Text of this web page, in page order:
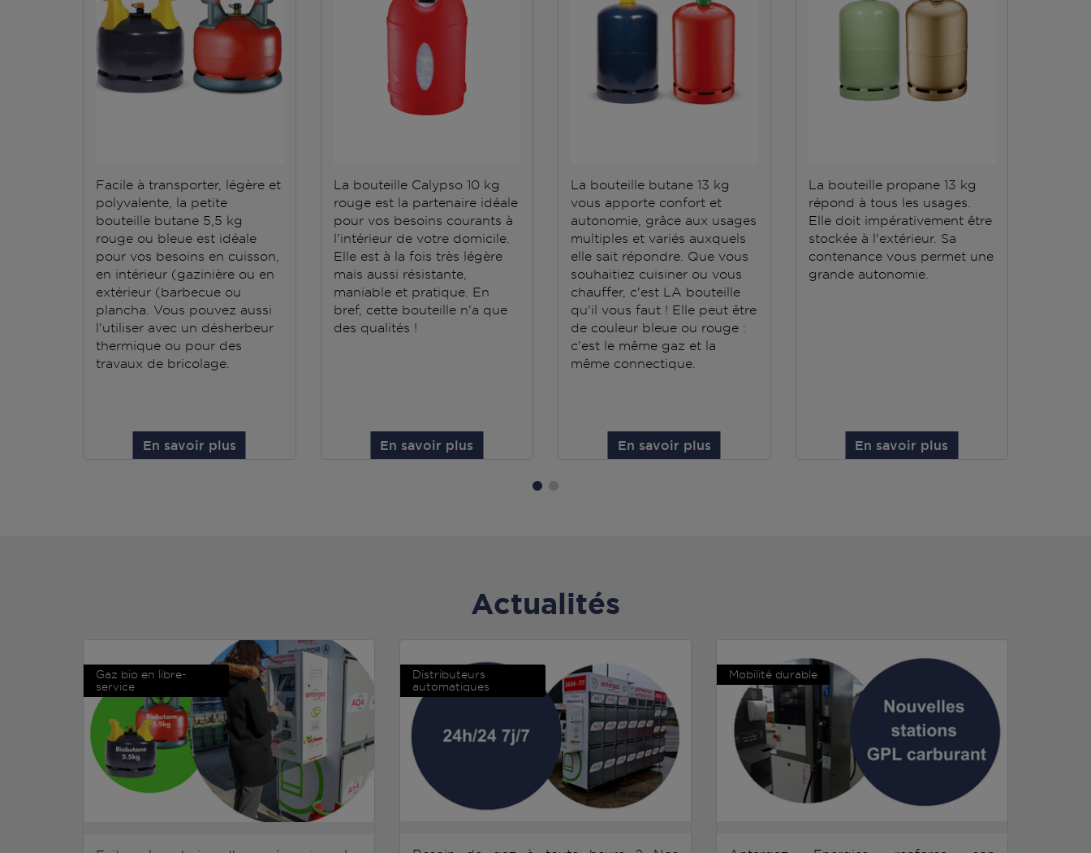
Facile à transporter, légère et
polyvalente, la petite
bouteille butane 5,5 kg
rouge ou bleue est idéale
pour vos besoins en cuisson,
en intérieur (gazinière ou en
extérieur (barbecue ou
plancha. Vous pouvez aussi
l'utiliser avec un désherbeur
thermique ou pour des
travaux de bricolage.
En savoir plus
La bouteille Calypso 10 kg
rouge est la partenaire idéale
pour vos besoins courants à
l'intérieur de votre domicile.
Elle est à la fois très légère
mais aussi résistante,
maniable et pratique. En
bref, cette bouteille n'a que
des qualités !
En savoir plus
La bouteille butane 13 kg
vous apporte confort et
autonomie, grâce aux usages
multiples et variés auxquels
elle sait répondre. Que vous
souhaitiez cuisiner ou vous
chauffer, c'est LA bouteille
qu'il vous faut ! Elle peut être
de couleur bleue ou rouge :
c'est le même gaz et la
même connectique.
En savoir plus
La bouteille propane 13 kg
répond à tous les usages.
Elle doit impérativement être
stockée à l'extérieur. Sa
contenance vous permet une
grande autonomie.
En savoir plus
Actualités
Gaz bio en libre-
service
Distributeurs
automatiques
Mobilité durable